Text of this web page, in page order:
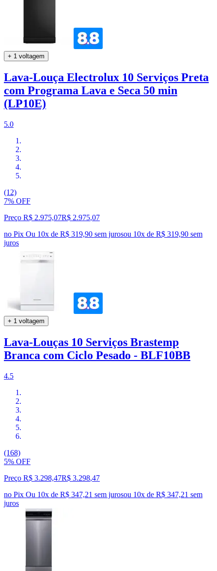
+ 1 voltagem
Lava-Louça Electrolux 10 Serviços Preta
com Programa Lava e Seca 50 min
(LP10E)
5.0
(12)
7% OFF
Preço R$ 2.975,07R$ 2.975,07
no Pix Ou 10x de R$ 319,90 sem jurosou 10x de R$ 319,90 sem
juros
+ 1 voltagem
Lava-Louças 10 Serviços Brastemp
Branca com Ciclo Pesado - BLF10BB
4.5
(168)
5% OFF
Preço R$ 3.298,47R$ 3.298,47
no Pix Ou 10x de R$ 347,21 sem jurosou 10x de R$ 347,21 sem
juros